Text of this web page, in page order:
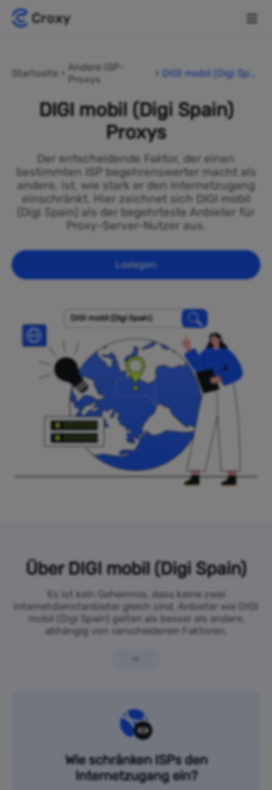
Startseite
Andere ISP-
Proxys
DIGI mobil (Digi Spai
DIGI mobil (Digi Spain)
Proxys
Der entscheidende Faktor, der einen
bestimmten ISP begehrenswerter macht als
andere, ist, wie stark er den Internetzugang
einschränkt. Hier zeichnet sich DIGI mobil
(Digi Spain) als der begehrteste Anbieter für
Proxy-Server-Nutzer aus.
Loslegen
DIGI mobil (Digi Spain)
Über DIGI mobil (Digi Spain)
Es ist kein Geheimnis, dass keine zwei
Internetdienstanbieter gleich sind. Anbieter wie DIGI
mobil (Digi Spain) gelten als besser als andere,
abhängig von verschiedenen Faktoren.
Wie schränken ISPs den
Internetzugang ein?